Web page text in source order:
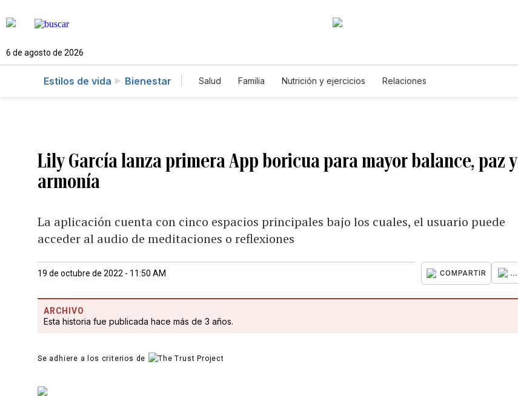
6 de agosto de 2026
Estilos de vida Bienestar Salud Familia Nutrición y ejercicios Relaciones
Lily García lanza primera App boricua para mayor balance, paz y
armonía
La aplicación cuenta con cinco espacios principales bajo los cuales, el usuario puede
acceder al audio de meditaciones o reflexiones
19 de octubre de 2022 - 11:50 AM COMPARTIR ...
ARCHIVO
Esta historia fue publicada hace más de 3 años.
Se adhiere a los criterios de